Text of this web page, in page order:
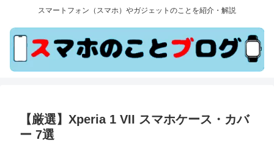
スマートフォン（スマホ）やガジェットのことを紹介・解説
【厳選】Xperia 1 VII スマホケース・カバ
ー 7選